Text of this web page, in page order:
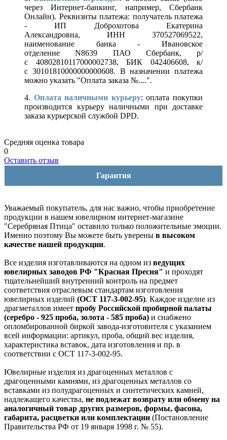
через Интернет-банкинг, например, Сбербанк
Онлайн). Реквизиты платежа: получатель платежа
- ИП Доброхотова Екатерина
Александровна, ИНН 370527069522,
наименование банка - Ивановское
отделение N8639 ПАО Сбербанк, р/
с 40802810117000002738, БИК 042406608, к/
с 30101810000000000608. В назначении платежа
можно указать "Оплата заказа №....".
4. Оплата наличными курьеру: оплата покупки
производится курьеру наличными при доставке
заказа курьерской службой DPD.
Средняя оценка товара
0
Оставить отзыв
Гарантия
Уважаемый покупатель, для нас важно, чтобы приобретение
продукции в нашем ювелирном интернет-магазине
"Серебряная Птица" оставило только положительные эмоции.
Именно поэтому Вы можете быть уверены в высоком
качестве нашей продукции.
Все изделия изготавливаются на одном из ведущих
ювелирных заводов РФ "Красная Пресня" и проходят
тщательнейший внутренний контроль на предмет
соответствия отраслевым стандартам изготовления
ювелирных изделий (ОСТ 117-3-002-95). Каждое изделие из
драгметаллов имеет пробу Российской пробирной палаты
(серебро - 925 проба, золота - 585 проба) и снабжено
опломбированной биркой завода-изготовителя с указанием
всей информации: артикул, проба, общий вес изделия,
характеристика вставок, дата изготовления и пр. в
соответствии с ОСТ 117-3-002-95.
Ювелирные изделия из драгоценных металлов с
драгоценными камнями, из драгоценных металлов со
вставками из полудрагоценных и синтетических камней,
надлежащего качества, не подлежат возврату или обмену на
аналогичный товар других размеров, формы, фасона,
габарита, расцветки или комплектации (Постановление
Правительства РФ от 19 января 1998 г. № 55).